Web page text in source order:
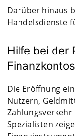
Darüber hinaus
Handelsdienste
Hilfe bei der
Die Eröffnung
Nutzern,
Spezialisten